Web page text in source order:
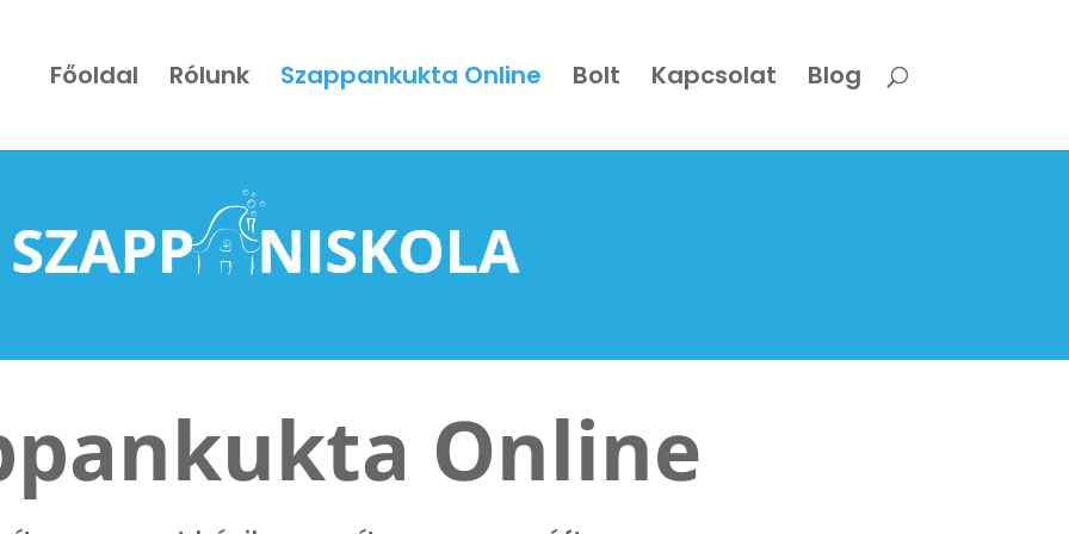
Főoldal Rólunk Szappankukta Online Bolt Kapcsolat Blog
Online